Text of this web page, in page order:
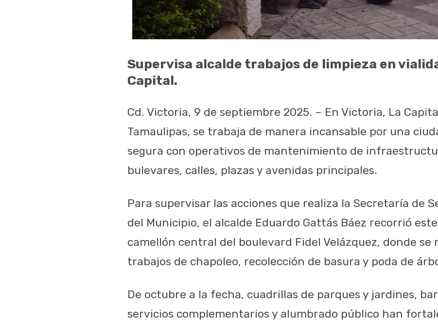
Supervisa alcalde trabajos de limpieza en
Capital.
Cd. Victoria, 9 de septiembre 2025. – En Victoria, La
Tamaulipas, se trabaja de manera incansable por una
segura con operativos de mantenimiento de
bulevares, calles, plazas y avenidas principales.
Para supervisar las acciones que realiza la Secretaría de
del Municipio, el alcalde Eduardo Gattás Báez recorrió
camellón central del boulevard Fidel Velázquez, donde se
trabajos de chapoleo, recolección de basura y poda de
De octubre a la fecha, cuadrillas de parques y jardines,
servicios complementarios y alumbrado público han